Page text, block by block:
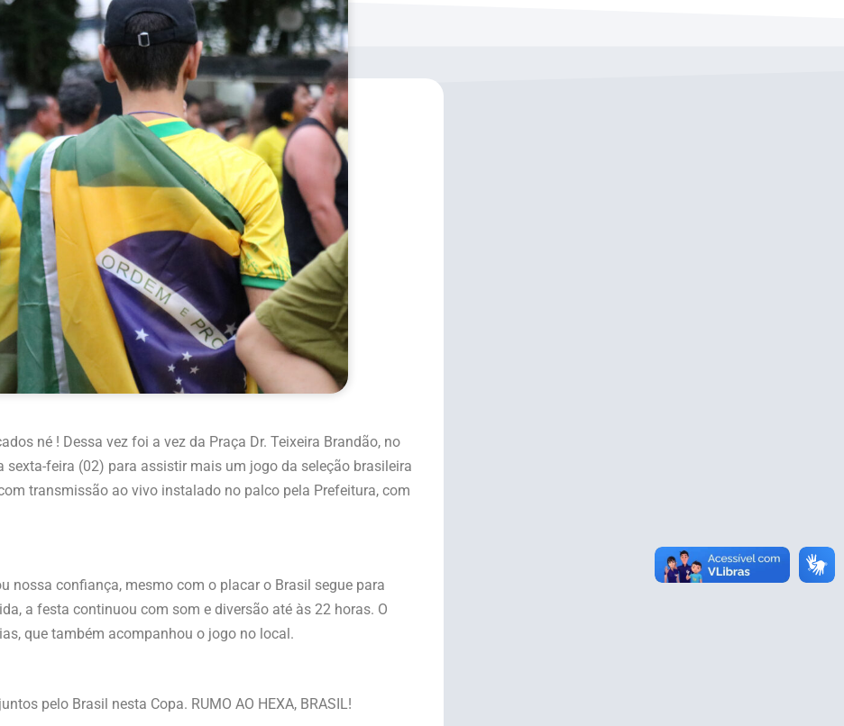
né ! Dessa vez foi a vez da Praça Dr. Teixeira Brandão, no
sexta-feira (02) para assistir mais um jogo da seleção brasileira
transmissão ao vivo instalado no palco pela Prefeitura, com
nossa confiança, mesmo com o placar o Brasil segue para
a festa continuou com som e diversão até às 22 horas. O
que também acompanhou o jogo no local.
pelo Brasil nesta Copa. RUMO AO HEXA, BRASIL!